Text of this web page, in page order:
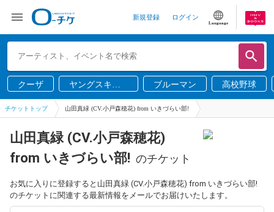
新規登録 ログイン
Language
クーザ
ヤングスキニ
ー
ブルーマン 高校野球
チケットトップ 山田真緑 (CV.小戸森穂花) from いきづらい部!
山田真緑 (CV.小戸森穂花)
from いきづらい部! のチケット
お気に入りに登録すると山田真緑 (CV.小戸森穂花) from いきづらい部!
のチケットに関連する最新情報をメールでお届けいたします。